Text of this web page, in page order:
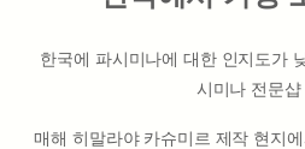
한국에 파시미나에 대한 인지도가
시미나 전문샵
매해 히말라야 카슈미르 제작 현지